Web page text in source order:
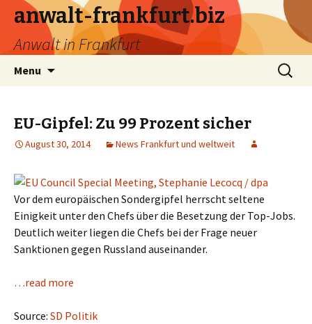
anwalt-frankfurt.biz
Anwalt in Frankfurt
Menu
Search
for:
EU-Gipfel: Zu 99 Prozent sicher
August 30, 2014 News Frankfurt und weltweit
Vor dem europäischen Sondergipfel herrscht seltene
Einigkeit unter den Chefs über die Besetzung der Top-Jobs.
Deutlich weiter liegen die Chefs bei der Frage neuer
Sanktionen gegen Russland auseinander.
…read more
Source: SD Politik